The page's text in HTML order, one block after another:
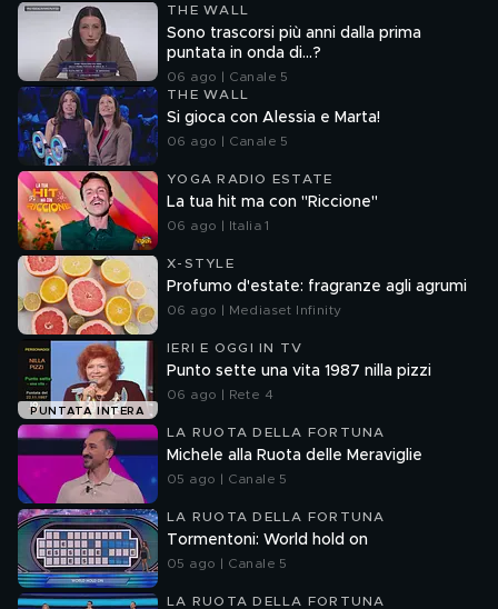
THE WALL
Sono trascorsi più anni dalla prima
puntata in onda di...?
06 ago | Canale 5
THE WALL
Si gioca con Alessia e Marta!
06 ago | Canale 5
YOGA RADIO ESTATE
La tua hit ma con "Riccione"
06 ago | Italia 1
X-STYLE
Profumo d'estate: fragranze agli agrumi
06 ago | Mediaset Infinity
PUNTATA INTERA
IERI E OGGI IN TV
Punto sette una vita 1987 nilla pizzi
06 ago | Rete 4
LA RUOTA DELLA FORTUNA
Michele alla Ruota delle Meraviglie
05 ago | Canale 5
LA RUOTA DELLA FORTUNA
Tormentoni: World hold on
05 ago | Canale 5
LA RUOTA DELLA FORTUNA